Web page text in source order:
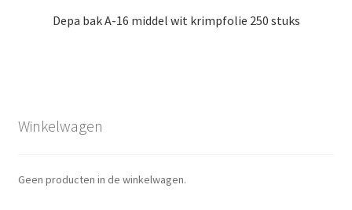
Depa bak A-16 middel wit krimpfolie 250 stuks
Winkelwagen
Geen producten in de winkelwagen.